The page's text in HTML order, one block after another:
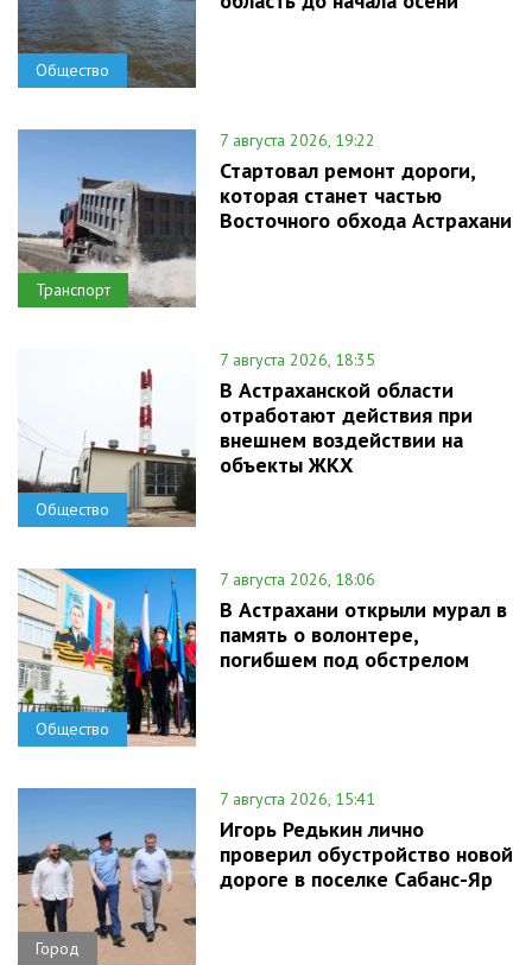
Общество
Транспорт
7 августа 2026, 19:22
Стартовал ремонт дороги,
которая станет частью
Восточного обхода Астрахани
Общество
7 августа 2026, 18:35
В Астраханской области
отработают действия при
внешнем воздействии на
объекты ЖКХ
Общество
7 августа 2026, 18:06
В Астрахани открыли мурал в
память о волонтере,
погибшем под обстрелом
Город
7 августа 2026, 15:41
Игорь Редькин лично
проверил обустройство новой
дороге в поселке Сабанс-Яр